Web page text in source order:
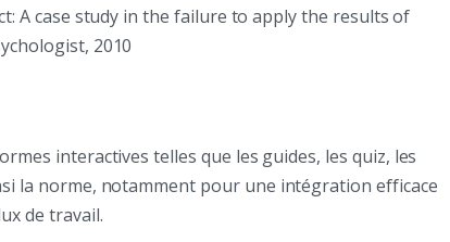
A case study in the failure to apply the results of
2010
interactives telles que les guides, les quiz, les
la norme, notamment pour une intégration efficace
de travail.